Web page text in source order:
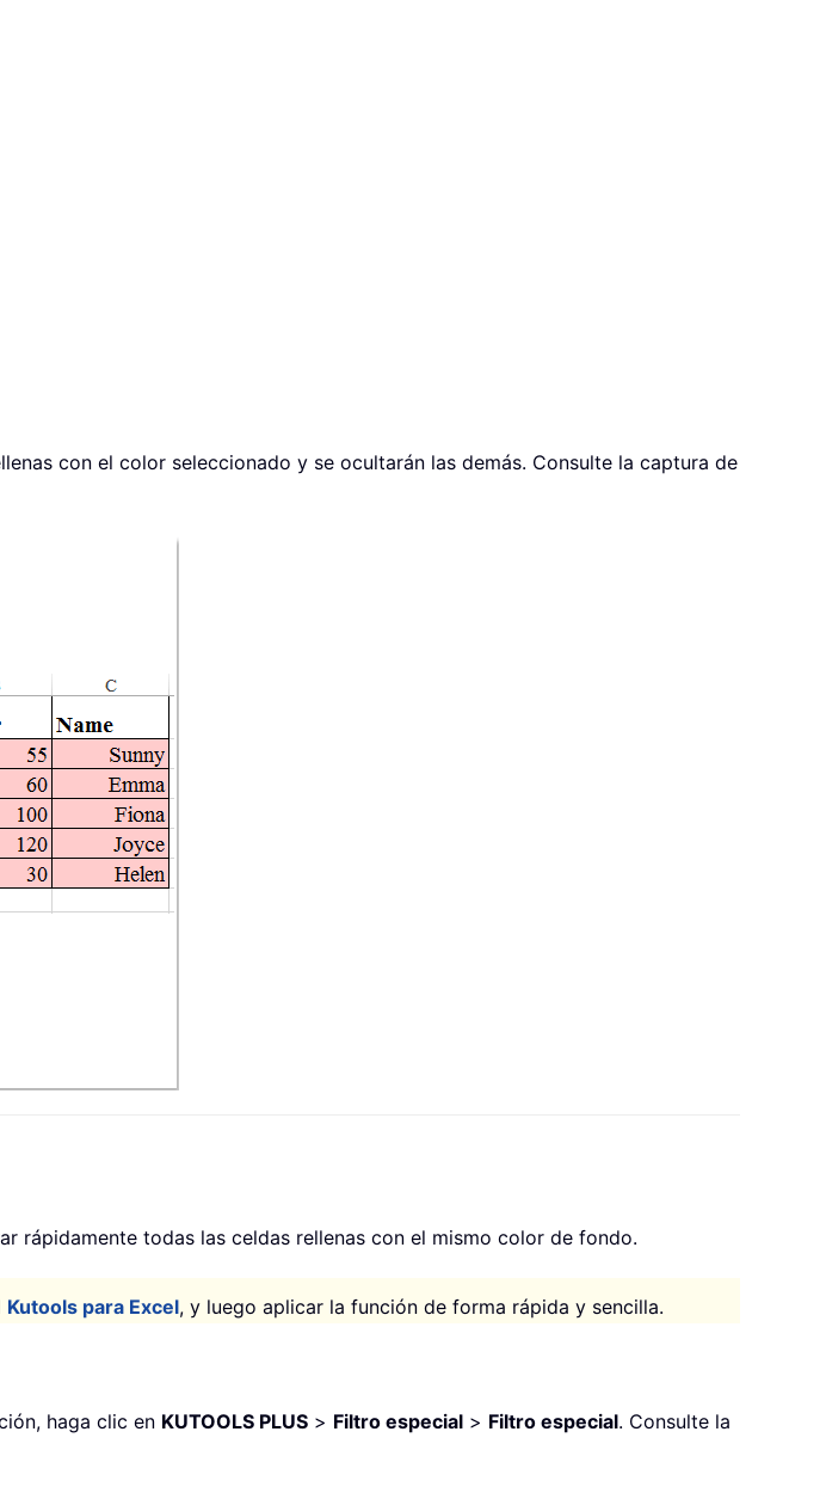
con el color seleccionado y se ocultarán las demás. Consulte la captura de
rápidamente todas las celdas rellenas con el mismo color de fondo.
Kutools para Excel, y luego aplicar la función de forma rápida y sencilla.
haga clic en KUTOOLS PLUS > Filtro especial > Filtro especial. Consulte la